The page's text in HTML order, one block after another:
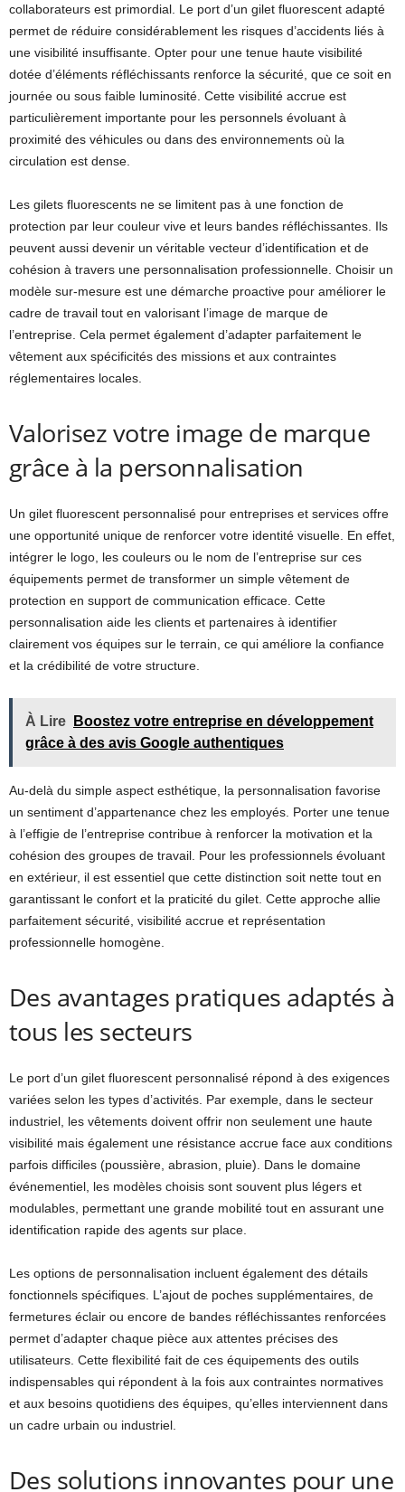
collaborateurs est primordial. Le port d’un gilet fluorescent adapté
permet de réduire considérablement les risques d’accidents liés à
une visibilité insuffisante. Opter pour une tenue haute visibilité
dotée d’éléments réfléchissants renforce la sécurité, que ce soit en
journée ou sous faible luminosité. Cette visibilité accrue est
particulièrement importante pour les personnels évoluant à
proximité des véhicules ou dans des environnements où la
circulation est dense.
Les gilets fluorescents ne se limitent pas à une fonction de
protection par leur couleur vive et leurs bandes réfléchissantes. Ils
peuvent aussi devenir un véritable vecteur d’identification et de
cohésion à travers une personnalisation professionnelle. Choisir un
modèle sur-mesure est une démarche proactive pour améliorer le
cadre de travail tout en valorisant l’image de marque de
l’entreprise. Cela permet également d’adapter parfaitement le
vêtement aux spécificités des missions et aux contraintes
réglementaires locales.
Valorisez votre image de marque
grâce à la personnalisation
Un gilet fluorescent personnalisé pour entreprises et services offre
une opportunité unique de renforcer votre identité visuelle. En effet,
intégrer le logo, les couleurs ou le nom de l’entreprise sur ces
équipements permet de transformer un simple vêtement de
protection en support de communication efficace. Cette
personnalisation aide les clients et partenaires à identifier
clairement vos équipes sur le terrain, ce qui améliore la confiance
et la crédibilité de votre structure.
À Lire
Boostez votre entreprise en développement
grâce à des avis Google authentiques
Au-delà du simple aspect esthétique, la personnalisation favorise
un sentiment d’appartenance chez les employés. Porter une tenue
à l’effigie de l’entreprise contribue à renforcer la motivation et la
cohésion des groupes de travail. Pour les professionnels évoluant
en extérieur, il est essentiel que cette distinction soit nette tout en
garantissant le confort et la praticité du gilet. Cette approche allie
parfaitement sécurité, visibilité accrue et représentation
professionnelle homogène.
Des avantages pratiques adaptés à
tous les secteurs
Le port d’un gilet fluorescent personnalisé répond à des exigences
variées selon les types d’activités. Par exemple, dans le secteur
industriel, les vêtements doivent offrir non seulement une haute
visibilité mais également une résistance accrue face aux conditions
parfois difficiles (poussière, abrasion, pluie). Dans le domaine
événementiel, les modèles choisis sont souvent plus légers et
modulables, permettant une grande mobilité tout en assurant une
identification rapide des agents sur place.
Les options de personnalisation incluent également des détails
fonctionnels spécifiques. L’ajout de poches supplémentaires, de
fermetures éclair ou encore de bandes réfléchissantes renforcées
permet d’adapter chaque pièce aux attentes précises des
utilisateurs. Cette flexibilité fait de ces équipements des outils
indispensables qui répondent à la fois aux contraintes normatives
et aux besoins quotidiens des équipes, qu’elles interviennent dans
un cadre urbain ou industriel.
Des solutions innovantes pour une